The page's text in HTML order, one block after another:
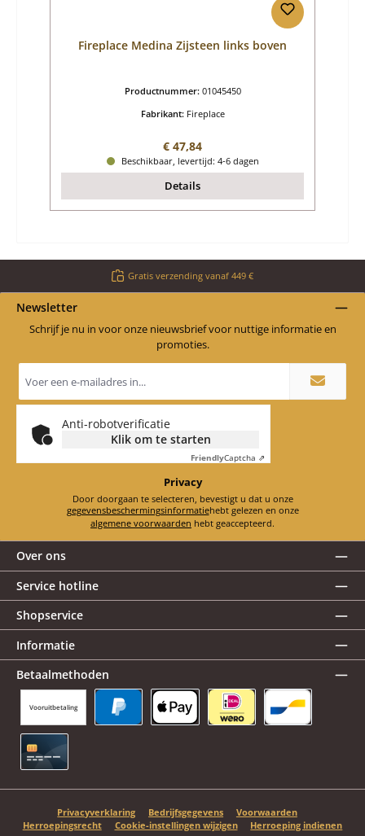
Fireplace Medina Zijsteen links boven
Productnummer: 01045450
Fabrikant: Fireplace
Normale prijs:
€ 47,84
Beschikbaar, levertijd: 4-6 dagen
Details
Gratis verzending vanaf 449 €
Newsletter
Schrijf je nu in voor onze nieuwsbrief voor nuttige informatie en
promoties.
mailadres
*
Anti-robotverificatie
Klik om te starten
FriendlyCaptcha ⇗
Privacy
Door doorgaan te selecteren, bevestigt u dat u onze
gegevensbeschermingsinformatie
hebt gelezen en onze
algemene voorwaarden hebt geaccepteerd.
Over ons
Service hotline
Shopservice
Informatie
Betaalmethoden
Vooruitbetaling
Privacyverklaring Bedrijfsgegevens
Voorwaarden
Herroepingsrecht
Cookie-instellingen wijzigen Herroeping indienen